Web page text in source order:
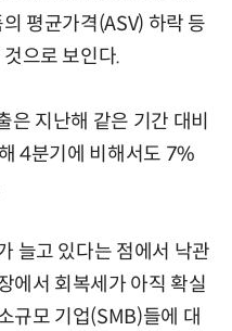
평균가격(ASV) 하락 등
으로 보인다.
지난해 같은 기간 대비
4분기에 비해서도 7%
늘고 있다는 점에서 낙관
에서 회복세가 아직 확실
규모 기업(SMB)들에 대